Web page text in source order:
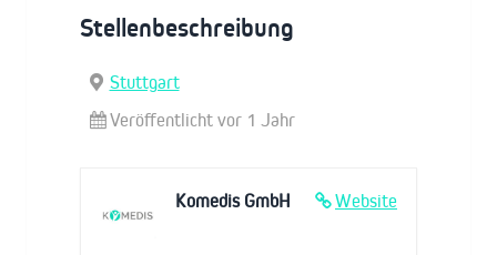
Stellenbeschreibung
Stuttgart
Veröffentlicht vor 1 Jahr
Website
Komedis GmbH